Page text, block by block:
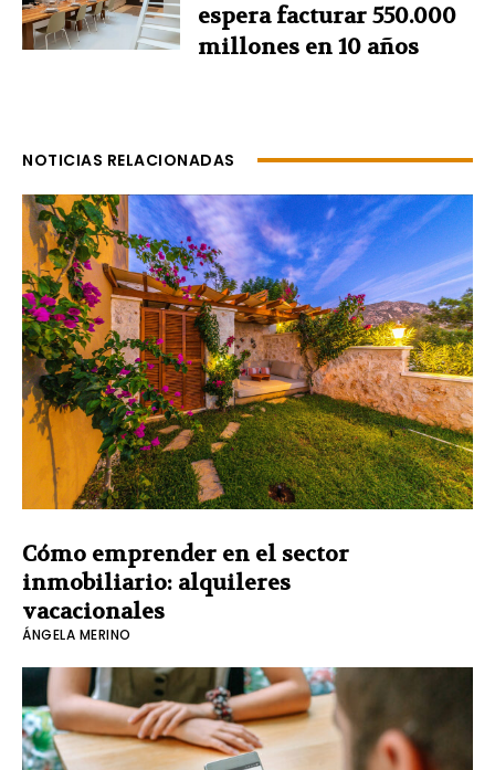
espera facturar 550.000
millones en 10 años
NOTICIAS RELACIONADAS
Cómo emprender en el sector
inmobiliario: alquileres
vacacionales
ÁNGELA MERINO